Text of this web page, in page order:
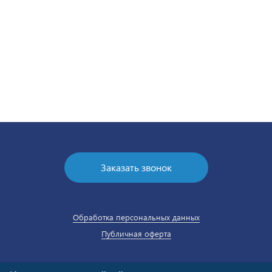
Заказать звонок
Обработка персональных данных
Публичная оферта